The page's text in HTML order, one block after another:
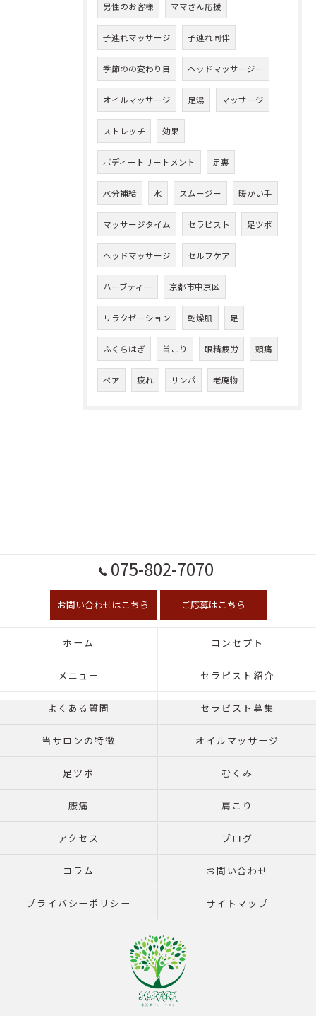
男性のお客様 ママさん応援
子連れマッサージ 子連れ同伴
季節のの変わり目 ヘッドマッサージー
オイルマッサージ 足湯 マッサージ
ストレッチ 効果
ボディートリートメント 足裏
水分補給 水 スムージー 暖かい手
マッサージタイム セラピスト 足ツボ
ヘッドマッサージ セルフケア
ハーブティー 京都市中京区
リラクゼーション 乾燥肌 足
ふくらはぎ 首こり 眼精疲労 頭痛
ペア 疲れ リンパ 老廃物
075-802-7070
お問い合わせはこちら ご応募はこちら
ホーム コンセプト
メニュー セラピスト紹介
よくある質問 セラピスト募集
当サロンの特徴 オイルマッサージ
足ツボ むくみ
腰痛 肩こり
アクセス ブログ
コラム お問い合わせ
プライバシーポリシー サイトマップ